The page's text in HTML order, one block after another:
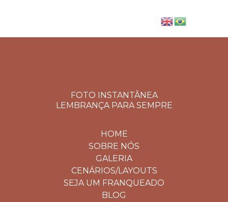
FOTO INSTANTÂNEA
LEMBRANÇA PARA SEMPRE
HOME
SOBRE NÓS
GALERIA
CENÁRIOS/LAYOUTS
SEJA UM FRANQUEADO
BLOG